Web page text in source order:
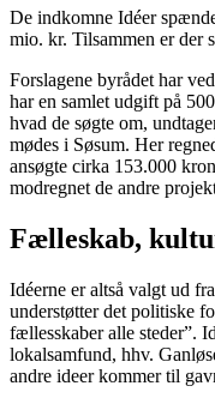
De indkomne Idéer
mio. kr. Tilsammen er der
Forslagene byrådet har
har en samlet udgift på
hvad de søgte om,
mødes i Søsum. Her
ansøgte cirka 153.000
modregnet de andre
Fælleskab,
Idéerne er altså valgt ud
understøtter det politiske
fællesskaber alle steder”.
lokalsamfund, hhv.
andre ideer kommer til